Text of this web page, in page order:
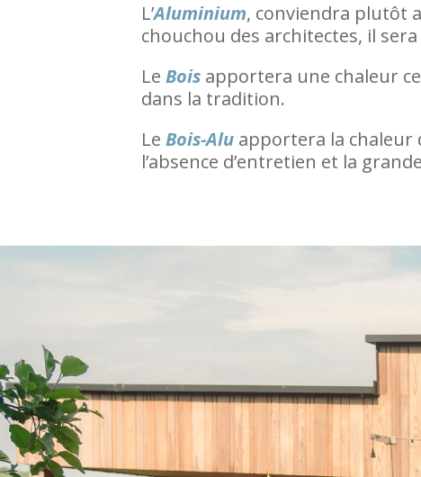
L’Aluminium, conviendra plutôt
chouchou des architectes, il
Le Bois apportera une chaleur
dans la tradition.
Le Bois-Alu apportera la chaleur
l’absence d’entretien et la